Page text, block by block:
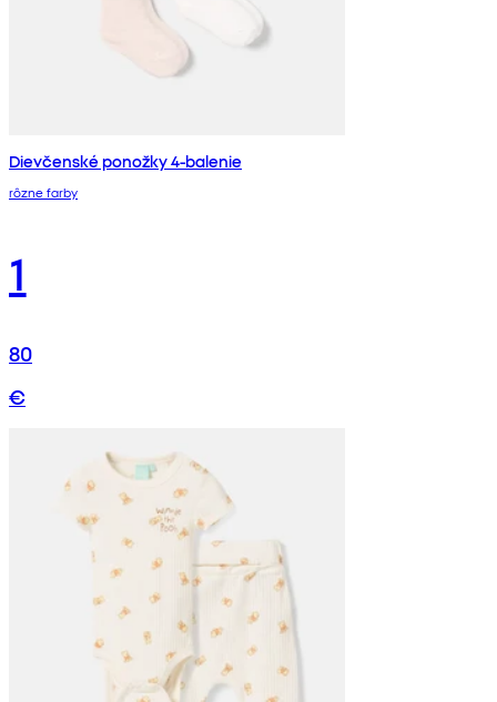
Dievčenské ponožky 4-balenie
rôzne farby
1
80
€